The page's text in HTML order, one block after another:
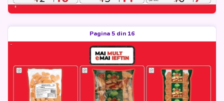
Pagina 5 din 16